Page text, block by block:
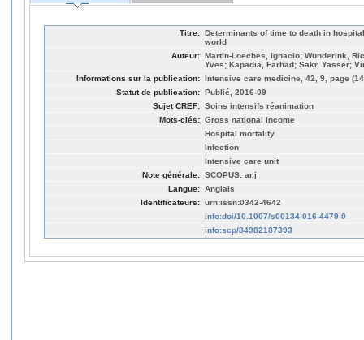
Titre: Determinants of time to death in
world
Auteur: Martin-Loeches, Ignacio; Wunderink,
Yves; Kapadia, Farhad; Sakr, Yasser;
Informations sur la publication: Intensive care medicine, 42, 9, page
Statut de publication: Publié, 2016-09
Sujet CREF: Soins intensifs réanimation
Mots-clés: Gross national income
Hospital mortality
Infection
Intensive care unit
Note générale: SCOPUS: ar.j
Langue: Anglais
Identificateurs: urn:issn:0342-4642
info:doi/10.1007/s00134-016-4479-0
info:scp/84982187393